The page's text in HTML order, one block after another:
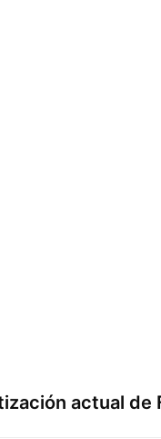
actual de